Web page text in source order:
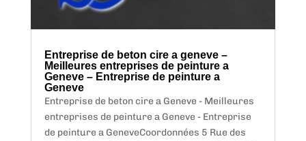
Entreprise de beton cire a geneve –
Meilleures entreprises de peinture a
Geneve – Entreprise de peinture a
Geneve
Entreprise de beton cire a Geneve - Meilleures
entreprises de peinture a Geneve - Entreprise
de peinture a GeneveCoordonnées 5 Rue des